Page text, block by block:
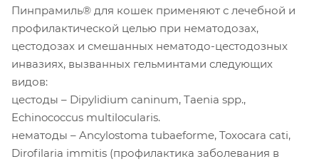
Пинпрамиль® для кошек применяют с лечебной и
профилактической целью при нематодозах,
цестодозах и смешанных нематодо-цестодозных
инвазиях, вызванных гельминтами следующих
видов:
цестоды – Dipylidium caninum, Taenia spp.,
Echinococcus multilocularis.
нематоды – Ancylostoma tubaeforme, Toxocara cati,
Dirofilaria immitis (профилактика заболевания в